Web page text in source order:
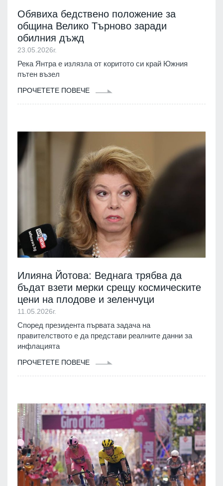
Обявиха бедствено положение за
община Велико Търново заради
обилния дъжд
23.05.2026г.
Река Янтра е излязла от коритото си край Южния
пътен възел
ПРОЧЕТЕТЕ ПОВЕЧЕ
Илияна Йотова: Веднага трябва да
бъдат взети мерки срещу космическите
цени на плодове и зеленчуци
11.05.2026г.
Според президента първата задача на
правителството е да представи реалните данни за
инфлацията
ПРОЧЕТЕТЕ ПОВЕЧЕ